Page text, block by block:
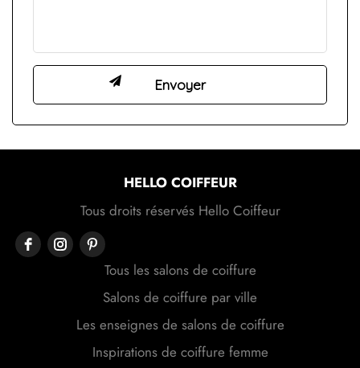
HELLO COIFFEUR
Tous droits réservés Hello Coiffeur
Tous les salons de coiffure
Salons de coiffure par ville
Les enseignes de salons de coiffure
Inspirations de coiffure femme